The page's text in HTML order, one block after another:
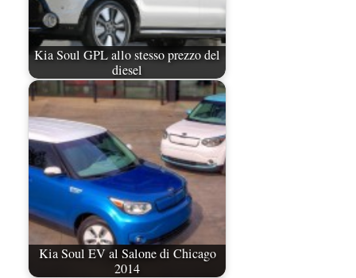
Kia Soul GPL allo stesso prezzo del
diesel
Kia Soul EV al Salone di Chicago
2014